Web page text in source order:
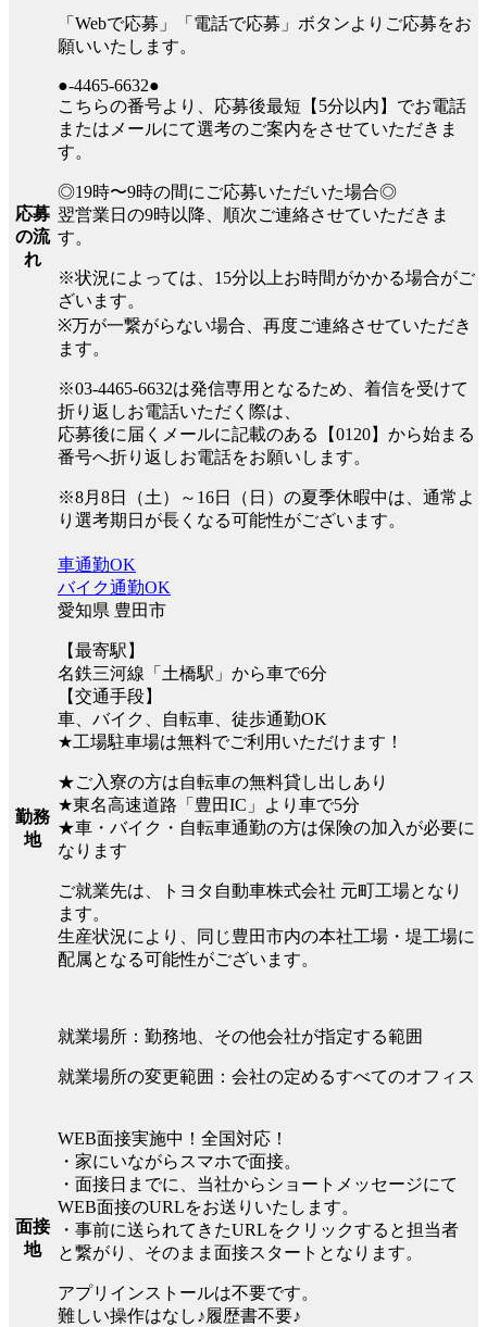
応募
の流
れ
「Webで応募」「電話で応募」ボタンよりご応募をお
願いいたします。
●-4465-6632●
こちらの番号より、応募後最短【5分以内】でお電話
またはメールにて選考のご案内をさせていただきま
す。
◎19時〜9時の間にご応募いただいた場合◎
翌営業日の9時以降、順次ご連絡させていただきま
す。
※状況によっては、15分以上お時間がかかる場合がご
ざいます。
※万が一繋がらない場合、再度ご連絡させていただき
ます。
※03-4465-6632は発信専用となるため、着信を受けて
折り返しお電話いただく際は、
応募後に届くメールに記載のある【0120】から始まる
番号へ折り返しお電話をお願いします。
※8月8日（土）～16日（日）の夏季休暇中は、通常よ
り選考期日が長くなる可能性がございます。
勤務
地
車通勤OK
バイク通勤OK
愛知県 豊田市
【最寄駅】
名鉄三河線「土橋駅」から車で6分
【交通手段】
車、バイク、自転車、徒歩通勤OK
★工場駐車場は無料でご利用いただけます！
★ご入寮の方は自転車の無料貸し出しあり
★東名高速道路「豊田IC」より車で5分
★車・バイク・自転車通勤の方は保険の加入が必要に
なります
ご就業先は、トヨタ自動車株式会社 元町工場となり
ます。
生産状況により、同じ豊田市内の本社工場・堤工場に
配属となる可能性がございます。
就業場所：勤務地、その他会社が指定する範囲
就業場所の変更範囲：会社の定めるすべてのオフィス
面接
地
WEB面接実施中！全国対応！
・家にいながらスマホで面接。
・面接日までに、当社からショートメッセージにて
WEB面接のURLをお送りいたします。
・事前に送られてきたURLをクリックすると担当者
と繋がり、そのまま面接スタートとなります。
アプリインストールは不要です。
難しい操作はなし♪履歴書不要♪